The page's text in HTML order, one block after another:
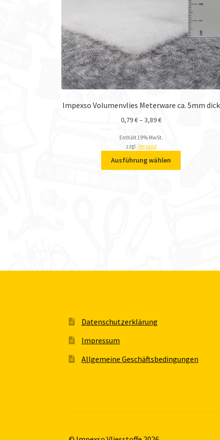
Impexso Volumenvlies Meterware ca. 5mm dick
0,79€–3,89€
Enthält 19% MwSt.
zzgl. Versand
Ausführung wählen
Datenschutzerklärung
Impressum
Allgemeine Geschäftsbedingungen